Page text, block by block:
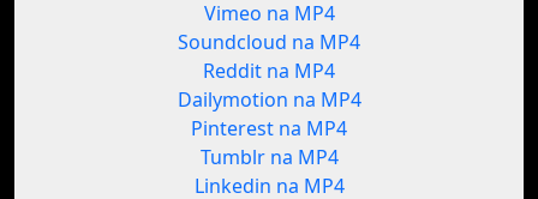
Vimeo na MP4
Soundcloud na MP4
Reddit na MP4
Dailymotion na MP4
Pinterest na MP4
Tumblr na MP4
Linkedin na MP4